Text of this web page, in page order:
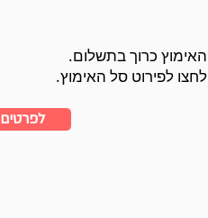
האימוץ כרוך בתשלום.
לחצו לפירוט סל האימוץ.
לפרטים